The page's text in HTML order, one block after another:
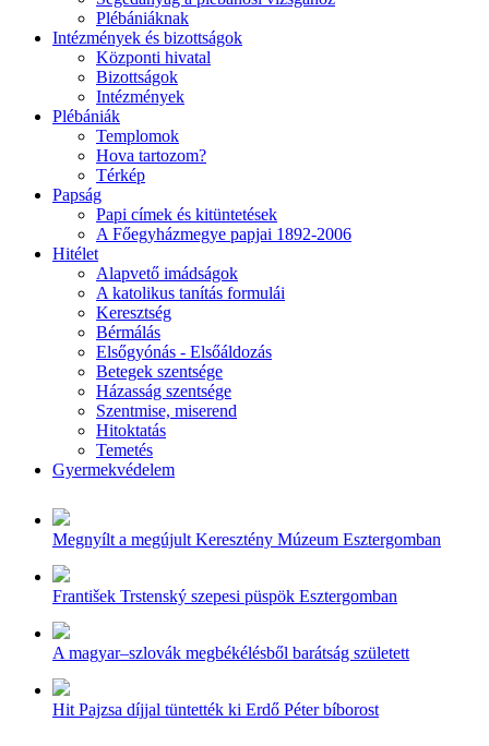
Plébániáknak
Intézmények és bizottságok
Központi hivatal
Bizottságok
Intézmények
Plébániák
Templomok
Hova tartozom?
Térkép
Papság
Papi címek és kitüntetések
A Főegyházmegye papjai 1892-2006
Hitélet
Alapvető imádságok
A katolikus tanítás formulái
Keresztség
Bérmálás
Elsőgyónás - Elsőáldozás
Betegek szentsége
Házasság szentsége
Szentmise, miserend
Hitoktatás
Temetés
Gyermekvédelem
Megnyílt a megújult Keresztény Múzeum Esztergomban
František Trstenský szepesi püspök Esztergomban
A magyar–szlovák megbékélésből barátság született
Hit Pajzsa díjjal tüntették ki Erdő Péter bíborost